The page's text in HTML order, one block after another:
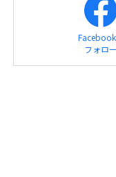
フォロー